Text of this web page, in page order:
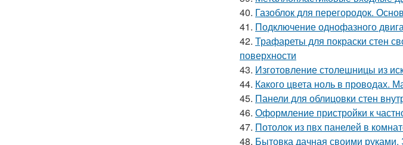
40. Газоблок для перегородок.
41. Подключение однофазного
42. Трафареты для покраски стен
поверхности
43. Изготовление столешницы из
44. Какого цвета ноль в проводах.
45. Панели для облицовки стен
46. Оформление пристройки к
47. Потолок из пвх панелей в
48. Бытовка дачная своими руками.